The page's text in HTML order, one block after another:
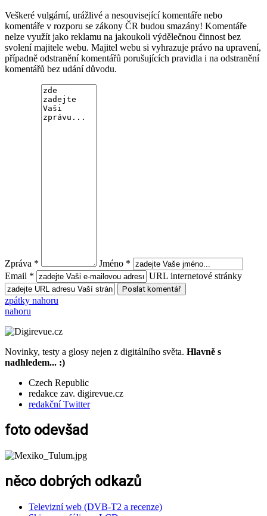
Veškeré vulgární, urážlivé a nesouvisející komentáře nebo
komentáře v rozporu se zákony ČR budou smazány! Komentáře
nelze využít jako reklamu na jakoukoli výdělečnou činnost bez
svolení majitele webu. Majitel webu si vyhrazuje právo na upravení,
případně odstranění komentářů porušujících pravidla i na odstranění
komentářů bez udání důvodu.
Zpráva *
Jméno *
Email *
URL internetové stránky
zpátky nahoru
nahoru
Novinky, testy a glosy nejen z digitálního světa. Hlavně s
nadhledem... :)
Czech Republic
redakce zav. digirevue.cz
redakční Twitter
foto odevšad
něco dobrých odkazů
Televizní web (DVB-T2 a recenze)